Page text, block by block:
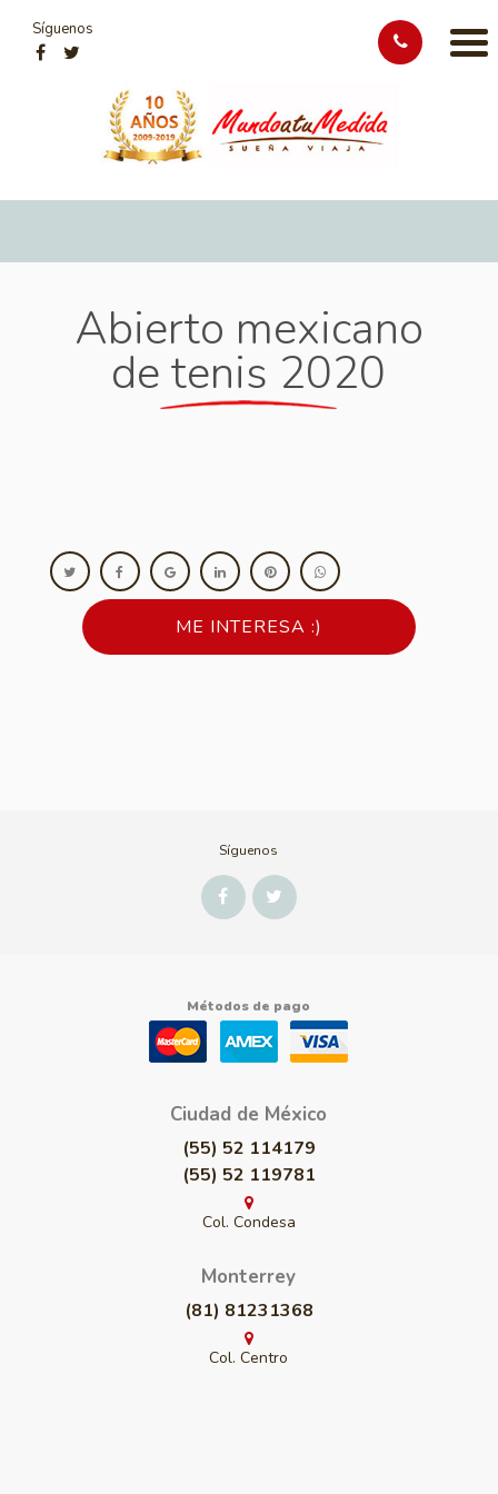
Síguenos
Abierto mexicano
de tenis 2020
ME INTERESA :)
Síguenos
Métodos de pago
Ciudad de México
(55) 52 114179
(55) 52 119781
Col. Condesa
Monterrey
(81) 81231368
Col. Centro